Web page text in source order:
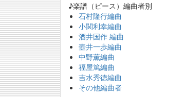
♪楽譜（ピース）編曲者別
石村隆行編曲
小関利幸編曲
酒井国作 編曲
壺井一歩編曲
中野薫編曲
福屋篤編曲
吉水秀徳編曲
その他編曲者